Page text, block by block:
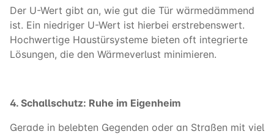
Der U-Wert gibt an, wie gut die Tür wärmedämmend
ist. Ein niedriger U-Wert ist hierbei erstrebenswert.
Hochwertige Haustürsysteme bieten oft integrierte
Lösungen, die den Wärmeverlust minimieren.
4. Schallschutz: Ruhe im Eigenheim
Gerade in belebten Gegenden oder an Straßen mit viel